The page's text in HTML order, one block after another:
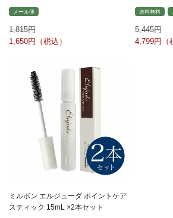
メール便
1,815
1,650
送料無料
5,445
4,799
ミルボン エルジューダ ポイントケア
スティック 15mL ×2本セット